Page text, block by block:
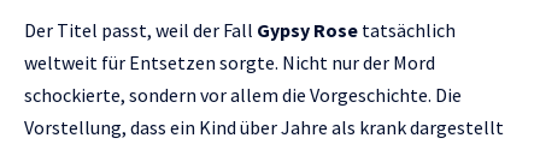
Der Titel passt, weil der Fall Gypsy Rose tatsächlich
weltweit für Entsetzen sorgte. Nicht nur der Mord
schockierte, sondern vor allem die Vorgeschichte. Die
Vorstellung, dass ein Kind über Jahre als krank dargestellt